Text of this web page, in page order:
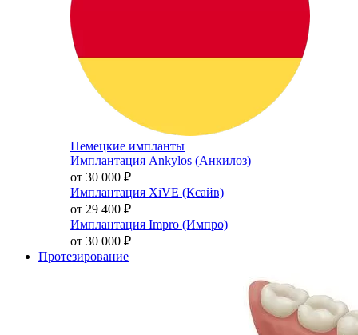
Немецкие импланты
Имплантация Ankylos (Анкилоз)
от 30 000 ₽
Имплантация XiVE (Ксайв)
от 29 400 ₽
Имплантация Impro (Импро)
от 30 000 ₽
Протезирование